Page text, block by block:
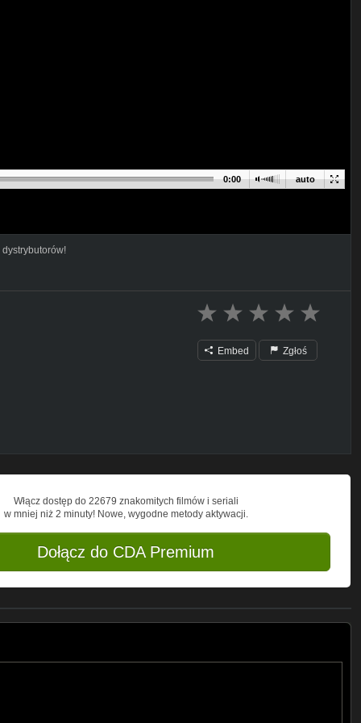
auto
0:00
Embed Zgłoś
Włącz dostęp do 22679 znakomitych filmów i seriali
w mniej niż 2 minuty! Nowe, wygodne metody aktywacji.
Dołącz do CDA Premium